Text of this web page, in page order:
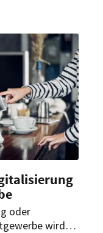
wurde
bei
und
schaffen.
oder
wird